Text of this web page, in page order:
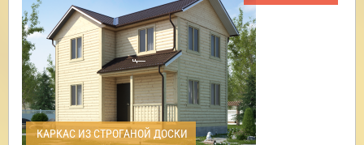
КАРКАС ИЗ СТРОГАНОЙ ДОСКИ